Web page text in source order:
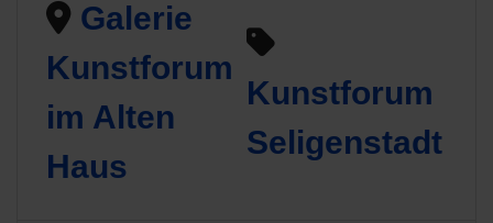
Galerie
Kunstforum
im Alten
Haus
Kunstforum
Seligenstadt